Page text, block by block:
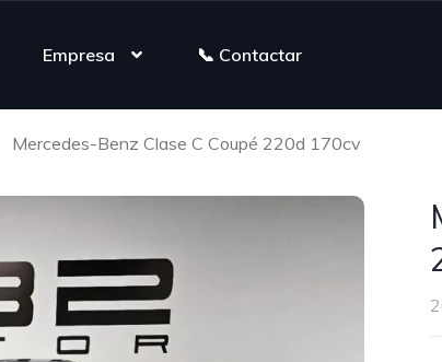
Empresa 📞 Contactar
Mercedes-Benz Clase C Coupé 220d 170cv